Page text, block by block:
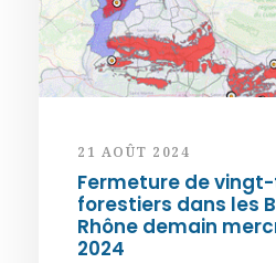
21 AOÛT 2024
Fermeture de
forestiers dans les
Rhône demain
2024